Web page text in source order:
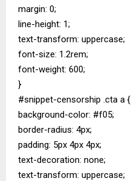
margin: 0;
line-height: 1;
text-transform: uppercase;
font-size: 1.2rem;
font-weight: 600;
}
#snippet-censorship .cta a {
background-color: #f05;
border-radius: 4px;
padding: 5px 4px 4px;
text-decoration: none;
text-transform: uppercase;